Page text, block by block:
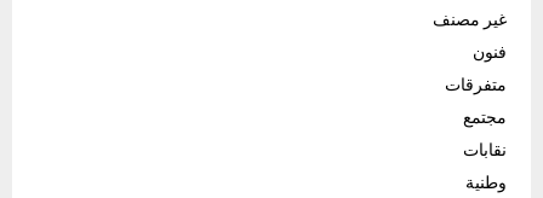
غير مصنف
فنون
متفرقات
مجتمع
نقابات
وطنية